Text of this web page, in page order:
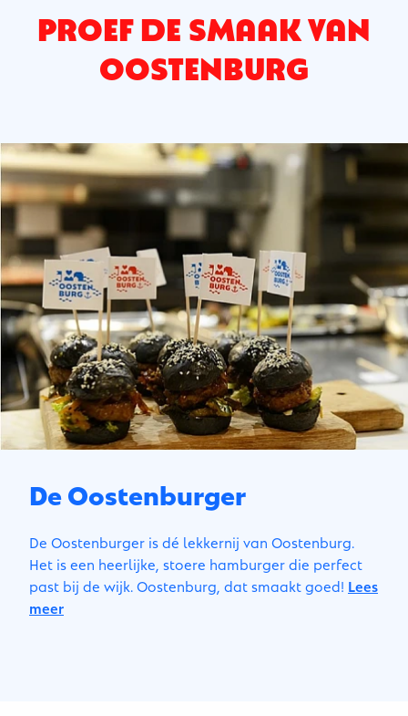
PROEF DE SMAAK VAN
OOSTENBURG
De Oostenburger
De Oostenburger is dé lekkernij van Oostenburg.
Het is een heerlijke, stoere hamburger die perfect
past bij de wijk. Oostenburg, dat smaakt goed! Lees
meer